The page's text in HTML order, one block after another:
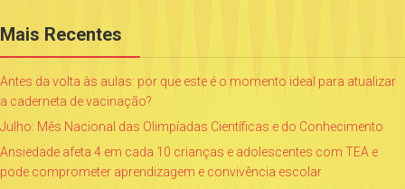
Mais Recentes
Antes da volta às aulas: por que este é o momento ideal para atualizar
a caderneta de vacinação?
Julho: Mês Nacional das Olimpíadas Científicas e do Conhecimento
Ansiedade afeta 4 em cada 10 crianças e adolescentes com TEA e
pode comprometer aprendizagem e convivência escolar